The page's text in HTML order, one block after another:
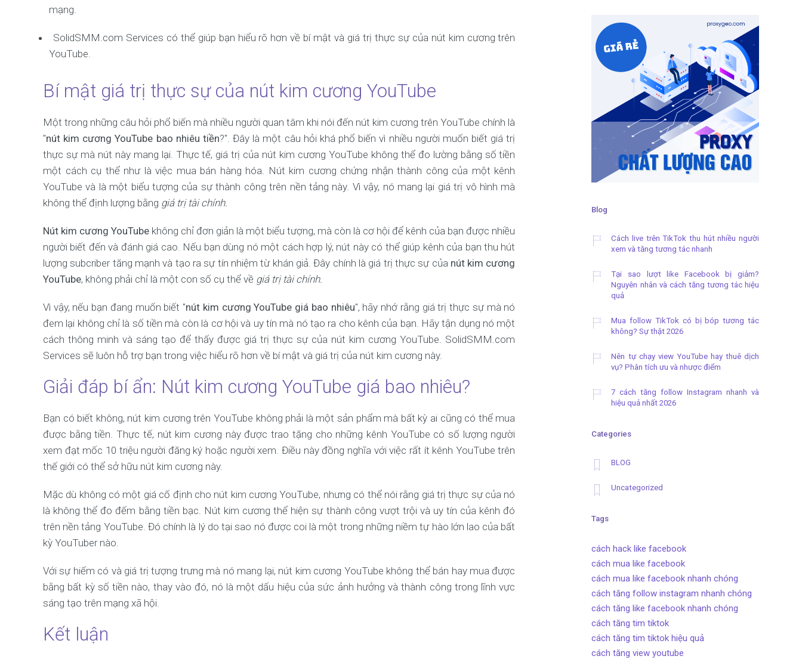
mạng.
SolidSMM.com Services có thể giúp bạn hiểu rõ hơn về bí mật và giá trị thực sự của nút kim cương trên
YouTube.
Bí mật giá trị thực sự của nút kim cương YouTube
Một trong những câu hỏi phổ biến mà nhiều người quan tâm khi nói đến nút kim cương trên YouTube chính là
"nút kim cương YouTube bao nhiêu tiền?". Đây là một câu hỏi khá phổ biến vì nhiều người muốn biết giá trị
thực sự mà nút này mang lại. Thực tế, giá trị của nút kim cương YouTube không thể đo lường bằng số tiền
một cách cụ thể như là việc mua bán hàng hóa. Nút kim cương chứng nhận thành công của một kênh
YouTube và là một biểu tượng của sự thành công trên nền tảng này. Vì vậy, nó mang lại giá trị vô hình mà
không thể định lượng bằng giá trị tài chính.
Nút kim cương YouTube không chỉ đơn giản là một biểu tượng, mà còn là cơ hội để kênh của bạn được nhiều
người biết đến và đánh giá cao. Nếu bạn dùng nó một cách hợp lý, nút này có thể giúp kênh của bạn thu hút
lượng subcriber tăng mạnh và tạo ra sự tín nhiệm từ khán giả. Đây chính là giá trị thực sự của nút kim cương
YouTube, không phải chỉ là một con số cụ thể về giá trị tài chính.
Vì vậy, nếu bạn đang muốn biết "nút kim cương YouTube giá bao nhiêu", hãy nhớ rằng giá trị thực sự mà nó
đem lại không chỉ là số tiền mà còn là cơ hội và uy tín mà nó tạo ra cho kênh của bạn. Hãy tận dụng nó một
cách thông minh và sáng tạo để thấy được giá trị thực sự của nút kim cương YouTube. SolidSMM.com
Services sẽ luôn hỗ trợ bạn trong việc hiểu rõ hơn về bí mật và giá trị của nút kim cương này.
Giải đáp bí ẩn: Nút kim cương YouTube giá bao nhiêu?
Bạn có biết không, nút kim cương trên YouTube không phải là một sản phẩm mà bất kỳ ai cũng có thể mua
được bằng tiền. Thực tế, nút kim cương này được trao tặng cho những kênh YouTube có số lượng người
xem đạt mốc 10 triệu người đăng ký hoặc người xem. Điều này đồng nghĩa với việc rất ít kênh YouTube trên
thế giới có thể sở hữu nút kim cương này.
Mặc dù không có một giá cố định cho nút kim cương YouTube, nhưng có thể nói rằng giá trị thực sự của nó
là không thể đo đếm bằng tiền bạc. Nút kim cương thể hiện sự thành công vượt trội và uy tín của kênh đó
trên nền tảng YouTube. Đó chính là lý do tại sao nó được coi là một trong những niềm tự hào lớn lao của bất
kỳ YouTuber nào.
Với sự hiếm có và giá trị tượng trưng mà nó mang lại, nút kim cương YouTube không thể bán hay mua được
bằng bất kỳ số tiền nào, thay vào đó, nó là một dấu hiệu của sức ảnh hưởng và thành công trong lĩnh vực
sáng tạo trên mạng xã hội.
Kết luận
Blog
Cách live trên TikTok thu hút nhiều người
xem và tăng tương tác nhanh
Tại sao lượt like Facebook bị giảm?
Nguyên nhân và cách tăng tương tác hiệu
quả
Mua follow TikTok có bị bóp tương tác
không? Sự thật 2026
Nên tự chạy view YouTube hay thuê dịch
vụ? Phân tích ưu và nhược điểm
7 cách tăng follow Instagram nhanh và
hiệu quả nhất 2026
Categories
BLOG
Uncategorized
Tags
cách hack like facebook
cách mua like facebook
cách mua like facebook nhanh chóng
cách tăng follow instagram nhanh chóng
cách tăng like facebook nhanh chóng
cách tăng tim tiktok
cách tăng tim tiktok hiệu quả
cách tăng view youtube